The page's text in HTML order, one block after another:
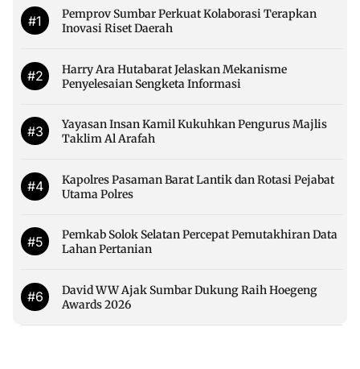
#1
Pemprov Sumbar Perkuat Kolaborasi Terapkan
Inovasi Riset Daerah
#2
Harry Ara Hutabarat Jelaskan Mekanisme
Penyelesaian Sengketa Informasi
#3
Yayasan Insan Kamil Kukuhkan Pengurus Majlis
Taklim Al Arafah
#4
Kapolres Pasaman Barat Lantik dan Rotasi Pejabat
Utama Polres
#5
Pemkab Solok Selatan Percepat Pemutakhiran Data
Lahan Pertanian
#6
David WW Ajak Sumbar Dukung Raih Hoegeng
Awards 2026